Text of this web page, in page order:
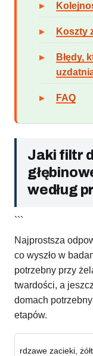
Koszty
Błędy,
FAQ
Jaki filtr
według
```
Najprostsza
co wyszło w
potrzebny przy
twardości, a
domach
etapów.
rdzawe zacieki,